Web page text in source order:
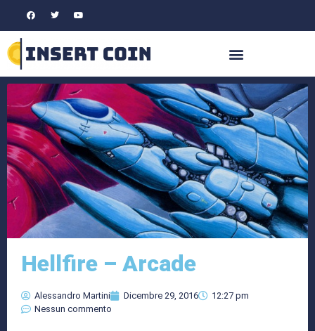
Hellfire – Arcade
Alessandro Martini Dicembre 29, 2016
12:27 pm
Nessun commento